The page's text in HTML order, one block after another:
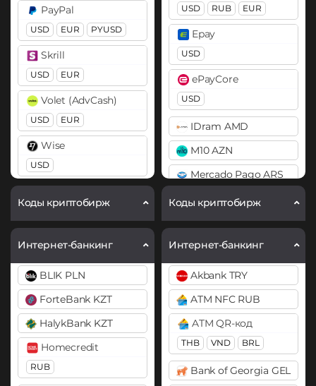
Chainlink (LINK)
ERC20
DAI
ERC20
DASH
Decentraland (MANA)
Dogecoin (DOGE)
DOGE
Polkadot (DOT)
DOT
Ethereum (ETH)
BEP20 ERC20
ARB
Ethereum Classic (ETC)
Filecoin (FIL)
Gram (Toncoin)
PayPal
USD EUR PYUSD
Skrill
USD EUR
Volet (AdvCash)
USD EUR
Wise
USD
USD
ЮMoney RUB
Коды криптобирж
Интернет-банкинг
BLIK PLN
ForteBank KZT
HalykBank KZT
Homecredit
RUB
OP
ARB AVAXC
Bitcoin Cash (BCH)
Bitcoin SV (BSV)
BitTorrent (BTT)
Cardano (ADA)
Chainlink (LINK)
ERC20
Chiliz (CHZ)
Compound (COMP)
Cosmos (ATOM)
Curve (CRV)
DAI
ERC20
DASH
Decentraland (MANA)
USD RUB EUR
Epay
USD
ePayCore
USD
IDram AMD
M10 AZN
Mercado Pago ARS
MoneyGo
Neteller
USD EUR
NixMoney
USD
Payeer
USD EUR
Payoneer
Коды криптобирж
Интернет-банкинг
Akbank TRY
ATM NFC RUB
ATM QR-код
THB VND BRL
Bank of Georgia GEL